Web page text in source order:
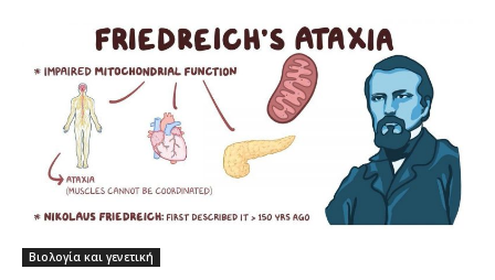
Βιολογία και γενετική